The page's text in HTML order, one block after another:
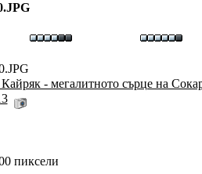
- мегалитното сърце на
пиксели